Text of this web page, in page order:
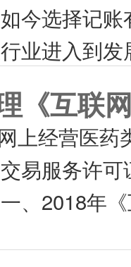
今选择记
业进入到
《互联
上经营医
易服务许
、2018年